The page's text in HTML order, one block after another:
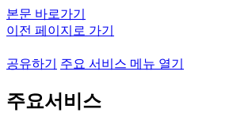
본문 바로가기
이전 페이지로 가기
공유하기 주요 서비스 메뉴 열기
주요서비스